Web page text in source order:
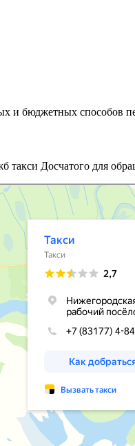
и бюджетных способов
такси Досчатого для